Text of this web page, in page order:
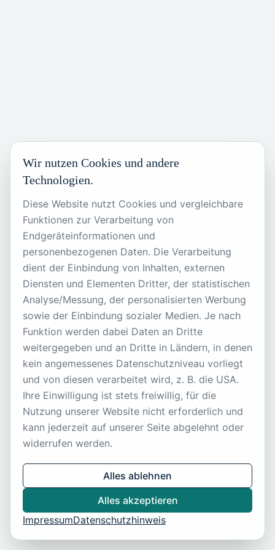
404
Seite nicht gefunden
Zurück zur Startseite
Wir nutzen Cookies und andere
Technologien.
Diese Website nutzt Cookies und vergleichbare
Funktionen zur Verarbeitung von
Endgeräteinformationen und
personenbezogenen Daten. Die Verarbeitung
dient der Einbindung von Inhalten, externen
Diensten und Elementen Dritter, der statistischen
Analyse/Messung, der personalisierten Werbung
sowie der Einbindung sozialer Medien. Je nach
Funktion werden dabei Daten an Dritte
weitergegeben und an Dritte in Ländern, in denen
kein angemessenes Datenschutzniveau vorliegt
und von diesen verarbeitet wird, z. B. die USA.
Ihre Einwilligung ist stets freiwillig, für die
Nutzung unserer Website nicht erforderlich und
kann jederzeit auf unserer Seite abgelehnt oder
widerrufen werden.
ImpressumDatenschutzhinweis
Alles ablehnen
Alles akzeptieren